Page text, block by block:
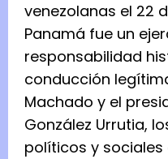
venezolanas el 22
Panamá fue un
responsabilidad
conducción
Machado y el
González Urrutia,
políticos y sociales